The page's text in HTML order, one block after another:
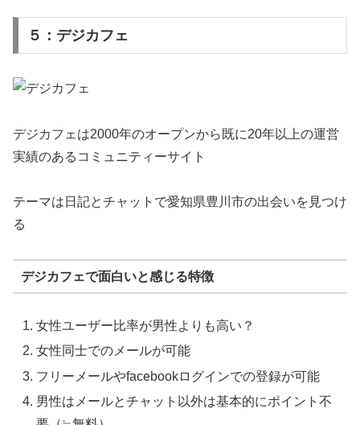
５：デジカフェ
デジカフェは2000年のオープンから既に20年以上の運営
実績のあるコミュニティーサイト
テーマは日記とチャットで愛知県豊川市の出会いを見つけ
る
デジカフェで面白いと感じる特徴
女性ユーザー比率が男性よりも高い？
女性同士でのメールが可能
フリーメールやfacebookログインでの登録が可能
男性はメールとチャット以外は基本的にポイント不